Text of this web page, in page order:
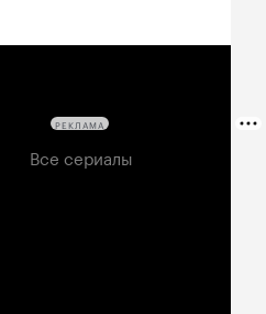
Все сериалы
РЕКЛАМА